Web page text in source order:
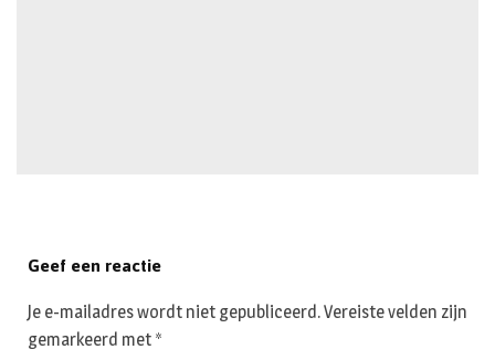
Geef een reactie
Je e-mailadres wordt niet gepubliceerd.Vereiste velden zijn
gemarkeerd met *